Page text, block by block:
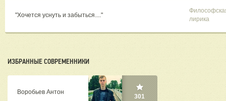
"Хочется уснуть и забыться...."
лирика
ИЗБРАННЫЕ СОВРЕМЕННИКИ
Воробьев Антон
301